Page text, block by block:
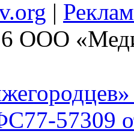
|
ООО
57309